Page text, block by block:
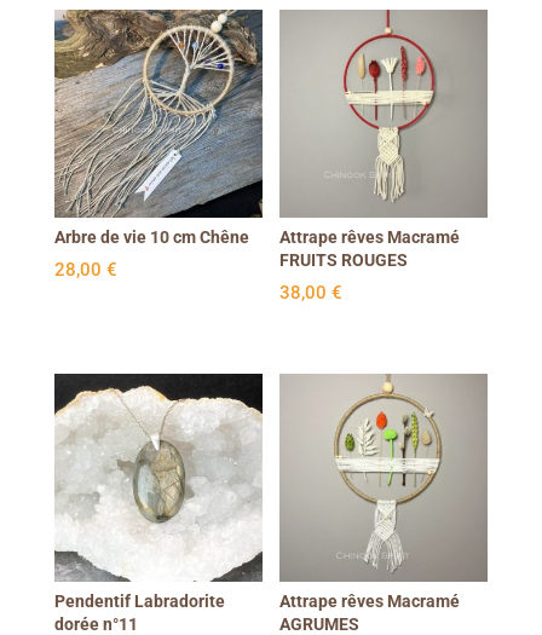
Arbre de vie 10 cm Chêne
28,00 €
Attrape rêves Macramé
FRUITS ROUGES
38,00€
Pendentif Labradorite
dorée n°11
Attrape rêves Macramé
AGRUMES